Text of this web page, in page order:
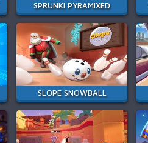
SPRUNKI PYRAMIXED
SLOPE SNOWBALL